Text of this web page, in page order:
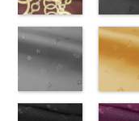
ラージサイ
Macolina、
NUDE、
pinkywolman
ラージ
NUDE、
DOLCELABY、
JEANNE、
LUNAMARY、
LUNAMARY
ラージサイ
Macolina、
レオパ
100％
6000
http://www.anys.co.jp/wp-
55-c.jpg
KKP1092-55-
グレー
オパード柄
100％
http://
137-
137-D
チェ
リエス
ラウン
(KKP21090-
145-B/UN)
http://www.anys.co.jp/wp-
145-b.jpg
(AK203-
55/LT)
http://
AK203-
(AK203-
(AK203-